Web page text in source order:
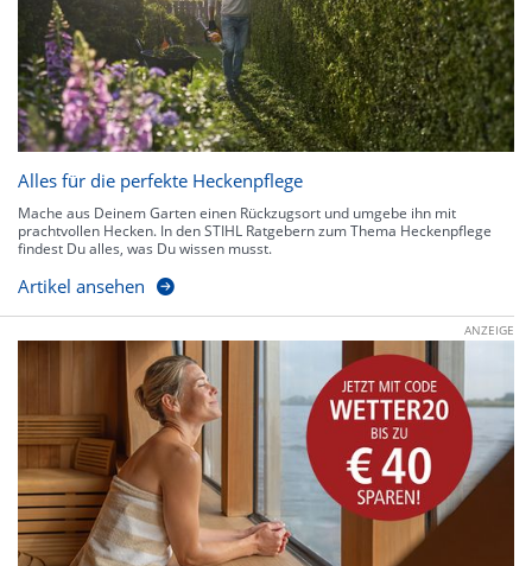
Alles für die perfekte Heckenpflege
Mache aus Deinem Garten einen Rückzugsort und umgebe ihn mit
prachtvollen Hecken. In den STIHL Ratgebern zum Thema Heckenpflege
findest Du alles, was Du wissen musst.
Artikel ansehen
ANZEIGE